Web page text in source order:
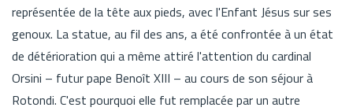
représentée de la tête aux pieds, avec l'Enfant Jésus sur ses
genoux. La statue, au fil des ans, a été confrontée à un état
de détérioration qui a même attiré l'attention du cardinal
Orsini – futur pape Benoît XIII – au cours de son séjour à
Rotondi. C'est pourquoi elle fut remplacée par un autre